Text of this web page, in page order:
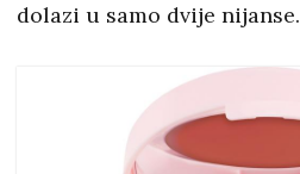
dolazi u samo dvije nijanse.